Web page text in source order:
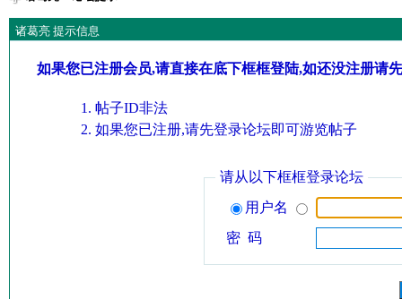
诸葛亮 提示信息
如果您已注册会员,请直接在底下框框登陆,如还没注册请
帖子ID非法
如果您已注册,请先登录论坛即可游览帖子
请从以下框框登录论坛
用户名
密 码